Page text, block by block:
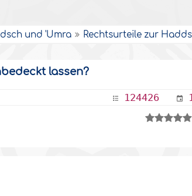
und 'Umra Rechtsurteile zur
lassen?
124426